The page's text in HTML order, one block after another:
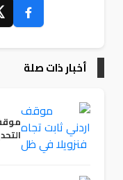
أخبار ذات صلة